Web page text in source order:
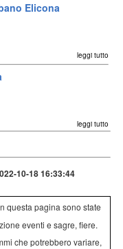
Elicona
leggi tutto
leggi tutto
10-18 16:33:44
questa pagina sono state
eventi e sagre, fiere.
che potrebbero variare,